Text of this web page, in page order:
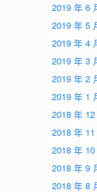
2019 年 6
2019 年 5
2019 年 4
2019 年 3
2019 年 2
2019 年 1
2018 年 12
2018 年 11
2018 年 10
2018 年 9
2018 年 8